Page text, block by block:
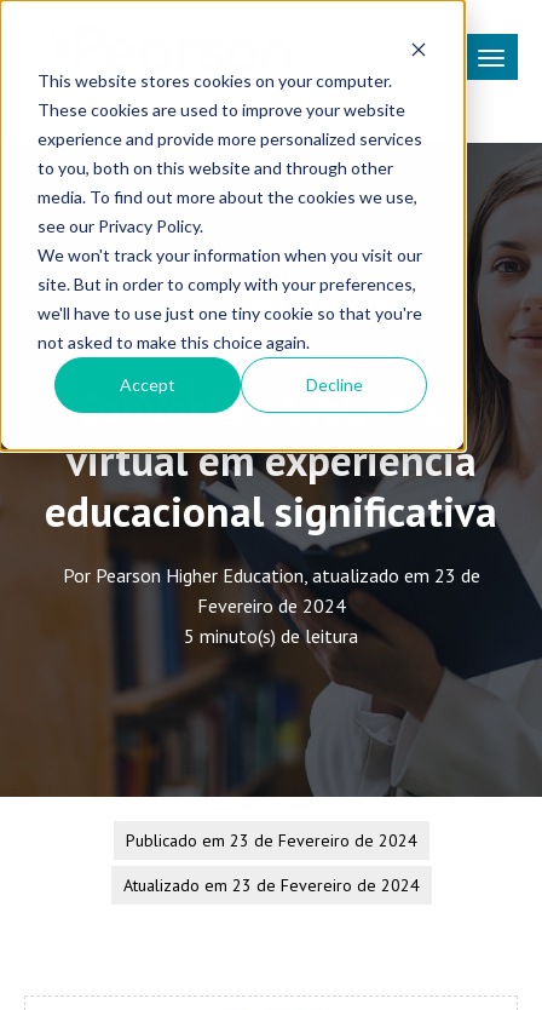
This website stores cookies on your computer.
These cookies are used to improve your website
experience and provide more personalized services
to you, both on this website and through other
media. To find out more about the cookies we use,
see our Privacy Policy.
We won't track your information when you visit our
site. But in order to comply with your preferences,
we'll have to use just one tiny cookie so that you're
not asked to make this choice again.
Accept Decline
Plataformas de Aprendizagem
Converta a biblioteca
virtual em experiência
educacional significativa
Por Pearson Higher Education, atualizado em 23 de
Fevereiro de 2024
5 minuto(s) de leitura
Publicado em 23 de Fevereiro de 2024
Atualizado em 23 de Fevereiro de 2024